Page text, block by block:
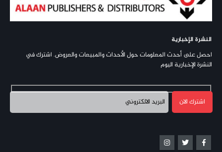
النشرة الإخبارية
احصل على أحدث المعلومات حول الأحداث والمبيعات والعروض. اشترك في
النشرة الإخبارية اليوم